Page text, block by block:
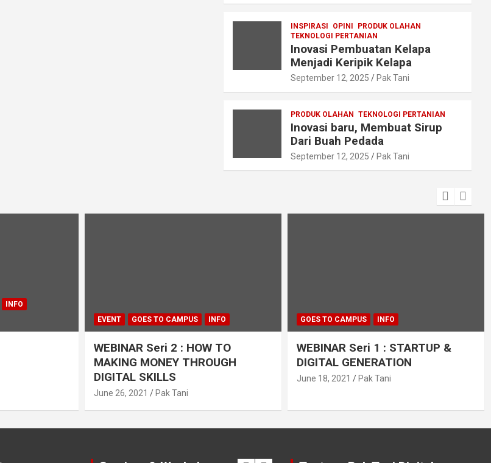
INSPIRASI OPINI
PRODUK OLAHAN
TEKNOLOGI PERTANIAN
Inovasi Pembuatan Kelapa
Menjadi Keripik Kelapa
September 12, 2025 Pak Tani
PRODUK OLAHAN TEKNOLOGI PERTANIAN
Inovasi baru, Membuat Sirup
Dari Buah Pedada
September 12, 2025 Pak Tani
INFO
EVENT GOES TO CAMPUS INFO
WEBINAR Seri 2 : HOW TO
MAKING MONEY THROUGH
DIGITAL SKILLS
June 26, 2021 Pak Tani
GOES TO CAMPUS INFO
WEBINAR Seri 1 : STARTUP &
DIGITAL GENERATION
June 18, 2021 Pak Tani